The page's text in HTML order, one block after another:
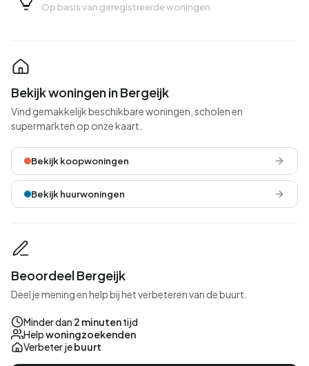
Op basis van geregistreerde woningen
Bekijk woningen in Bergeijk
Vind gemakkelijk beschikbare woningen, scholen en
supermarkten op onze kaart.
Bekijk koopwoningen
Bekijk huurwoningen
Beoordeel Bergeijk
Deel je mening en help bij het verbeteren van de buurt.
Minder dan 2 minutentijd
Helpwoningzoekenden
Verbeter jebuurt